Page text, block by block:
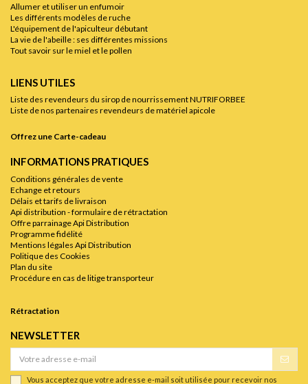
Allumer et utiliser un enfumoir
Les différents modèles de ruche
L'équipement de l'apiculteur débutant
La vie de l'abeille : ses différentes missions
Tout savoir sur le miel et le pollen
LIENS UTILES
Liste des revendeurs du sirop de nourrissement NUTRIFORBEE
Liste de nos partenaires revendeurs de matériel apicole
Offrez une Carte-cadeau
INFORMATIONS PRATIQUES
Conditions générales de vente
Echange et retours
Délais et tarifs de livraison
Api distribution - formulaire de rétractation
Offre parrainage Api Distribution
Programme fidélité
Mentions légales Api Distribution
Politique des Cookies
Plan du site
Procédure en cas de litige transporteur
Rétractation
NEWSLETTER
Vous acceptez que votre adresse e-mail soit utilisée pour recevoir nos